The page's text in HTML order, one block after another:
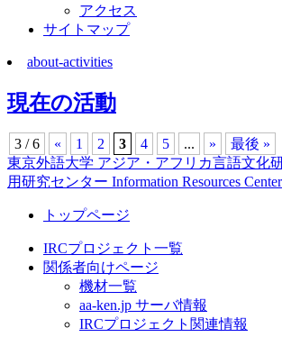
アクセス
サイトマップ
about-activities
現在の活動
3 / 6 « 1 2 3 4 5 ... »
最後 »
東京外語大学 アジア・アフリカ言語文化
用研究センター Information Resources Center
トップページ
IRCプロジェクト一覧
関係者向けページ
機材一覧
aa-ken.jp サーバ情報
IRCプロジェクト関連情報